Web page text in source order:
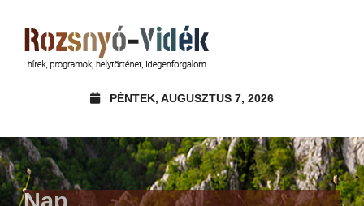
PÉNTEK, AUGUSZTUS 7, 2026